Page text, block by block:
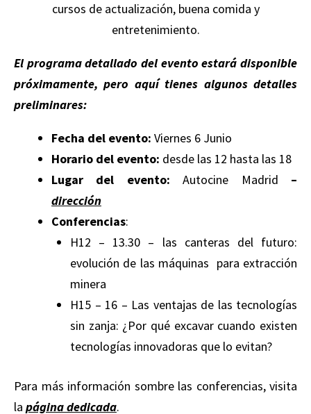
cursos de actualización, buena comida y
entretenimiento.
El programa detallado del evento estará disponible
próximamente, pero aquí tienes algunos detalles
preliminares:
Fecha del evento: Viernes 6 Junio
Horario del evento: desde las 12 hasta las 18
Lugar del evento:Autocine Madrid –
dirección
Conferencias:
H12 – 13.30 – las canteras del futuro:
evolución de las máquinas para extracción
minera
H15 – 16 – Las ventajas de las tecnologías
sin zanja: ¿Por qué excavar cuando existen
tecnologías innovadoras que lo evitan?
Para más información sombre las conferencias, visita
la página dedicada.